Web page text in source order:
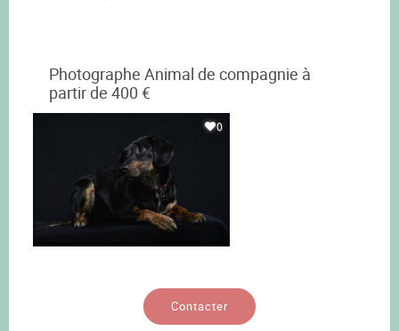
Photographe Animal de compagnie à
partir de 400 €
0
Contacter